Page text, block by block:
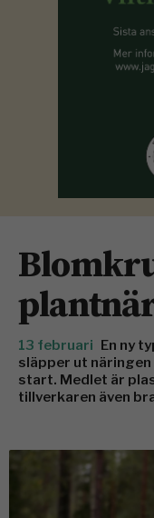
13 februari En ny
släpper ut
start. Medlet är
tillverkaren även